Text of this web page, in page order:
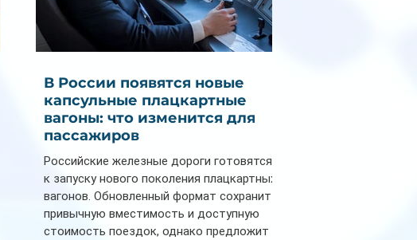
В России появятся новые
капсульные плацкартные
вагоны: что изменится для
пассажиров
Российские железные дороги готовятся
к запуску нового поколения плацкартных
вагонов. Обновленный формат сохранит
привычную вместимость и доступную
стоимость поездок, однако предложит